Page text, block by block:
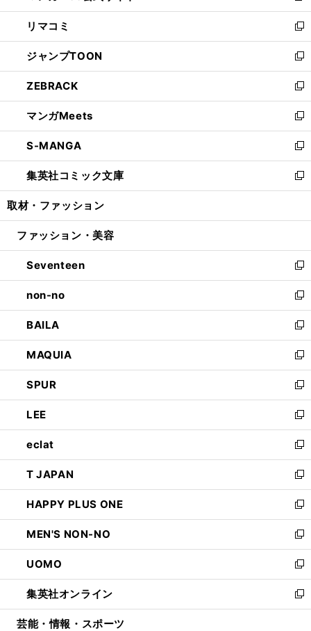
ウ
で
開
く
ン
ド
ウ
で
開
く
ウ
ィ
ン
ド
ウ
で
開
く
し
い
ウ
ィ
ン
ド
ウ
で
開
く
リマコミ
新
し
い
ウ
ィ
ン
ド
ウ
で
開
く
ジャンプTOON
新
し
い
ウ
ィ
ン
ド
ウ
で
開
ZEBRACK
新
し
い
ウ
ィ
ン
ド
ウ
開
マンガMeets
新
し
い
ウ
ィ
ン
ウ
開
く
S-MANGA
新
し
い
ウ
ン
ウ
で
開
く
集英社コミック文庫
新
し
ウ
ン
ド
ウ
で
開
く
取材・ファッション
ファッション・美容
Seventeen
新
し
い
ウ
ィ
ン
ド
ウ
で
開
く
non-no
新
し
い
ウ
ィ
ン
ド
ウ
で
開
く
BAILA
新
し
い
ウ
ィ
ン
ド
ウ
で
開
く
MAQUIA
新
し
い
ウ
ィ
ン
ド
ウ
で
開
く
SPUR
新
し
い
ウ
ィ
ン
ド
ウ
で
開
く
LEE
新
し
い
ウ
ィ
ン
ド
ウ
で
開
く
eclat
新
し
い
ウ
ィ
ン
ド
ウ
で
開
く
T JAPAN
新
し
い
ウ
ィ
ン
ド
ウ
で
開
HAPPY PLUS ONE
新
し
い
ウ
ィ
ン
ド
ウ
MEN'S NON-NO
新
し
い
ウ
ィ
ン
UOMO
新
し
い
ウ
集英社オンライン
新
し
芸能・情報・スポーツ